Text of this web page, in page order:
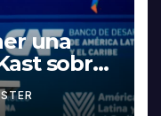
una
sobre